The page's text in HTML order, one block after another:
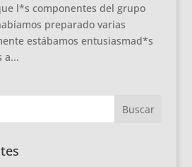
l*s componentes del grupo
preparado varias
estábamos entusiasmad*s
a...